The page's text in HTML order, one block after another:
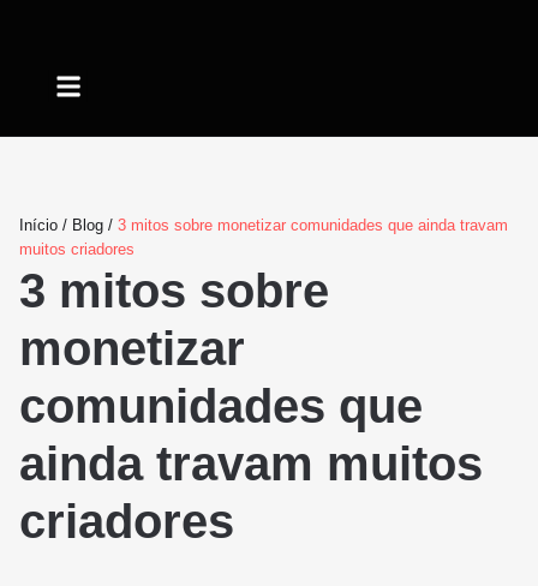
Início / Blog / 3 mitos sobre monetizar comunidades que ainda travam
muitos criadores
3 mitos sobre
monetizar
comunidades que
ainda travam muitos
criadores